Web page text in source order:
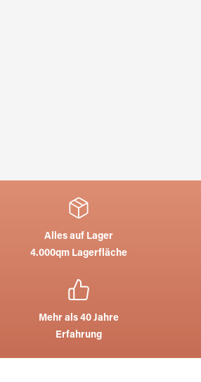
Alles auf Lager
4.000qm Lagerfläche
Mehr als 40 Jahre
Erfahrung